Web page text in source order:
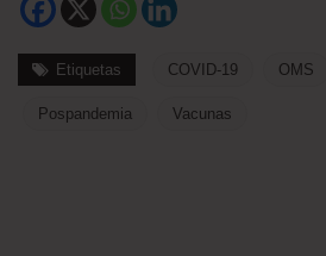
Etiquetas COVID-19 OMS
Pospandemia Vacunas